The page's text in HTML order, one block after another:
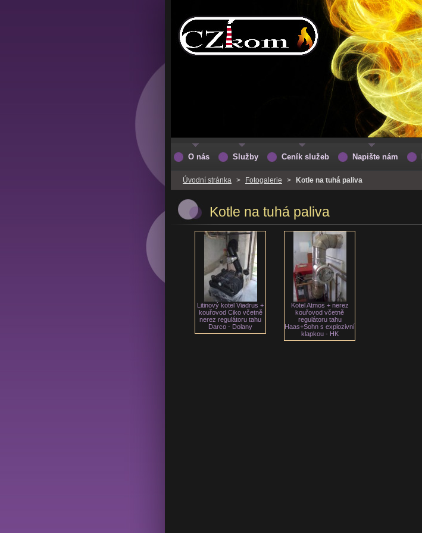
Úvodní stránka > Fotogalerie > Kotle na tuhá paliva
Kotle na tuhá paliva
Litinový kotel Viadrus +
kouřovod Ciko včetně
nerez regulátoru tahu
Darco - Dolany
Kotel Atmos + nerez
kouřovod včetně
regulátoru tahu
Haas+Sohn s explozivní
klapkou - HK
O nás Služby Ceník služeb Napište nám